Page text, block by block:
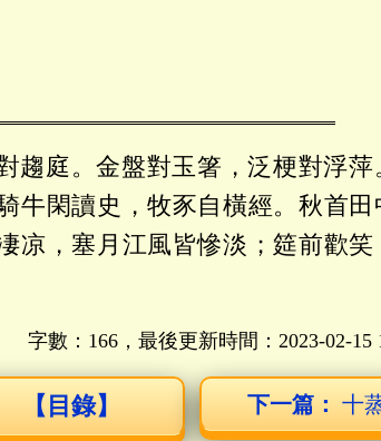
趨庭。金盤對玉箸，泛梗對浮萍
牛閑讀史，牧豕自橫經。秋首田
凉，塞月江風皆慘淡；筵前歡笑
字數：166，最後更新時間： 2023-02-15
【目錄】 下一篇： 十